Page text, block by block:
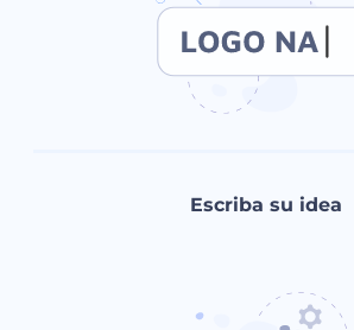
Escriba su idea